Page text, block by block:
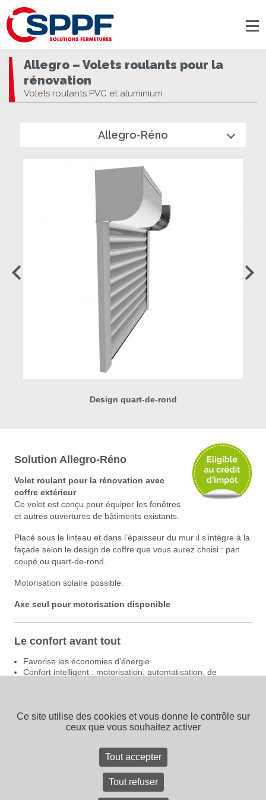
Allegro – Volets roulants pour la
rénovation
Volets roulants PVC et aluminium
Allegro-Réno
Design quart-de-rond
Solution Allegro-­Réno
Volet roulant pour la rénovation avec
coffre extérieur
Ce volet est conçu pour équiper les fenêtres
et autres ouvertures de bâtiments existants.
Placé sous le linteau et dans l’épaisseur du mur il s’intègre à la
façade selon le design de coffre que vous aurez choisi : pan
coupé ou quart-­de-­rond.
Motorisation solaire possible.
Axe seul pour motorisation disponible
Le confort avant tout
Favorise les économies d’énergie
Confort intelligent : motorisation, automatisation, de
Améliore la sécurité
Fabrication de qualité
CONTACTEZ-NOUS
Ce site utilise des cookies et vous donne le contrôle sur
ceux que vous souhaitez activer
Tout accepter
Tout refuser